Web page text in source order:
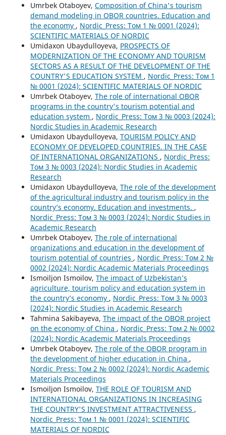
Umrbek Otaboyev, Composition of China's tourism
demand modeling in OBOR countries. Education and
the economy , Nordic_Press: Том 1 № 0001 (2024):
SCIENTIFIC MATERIALS OF NORDIC
Umidaxon Ubaydulloyeva, PROSPECTS OF
MODERNIZATION OF THE ECONOMY AND TOURISM
SECTORS AS A RESULT OF THE DEVELOPMENT OF THE
COUNTRY'S EDUCATION SYSTEM , Nordic_Press: Том 1
№ 0001 (2024): SCIENTIFIC MATERIALS OF NORDIC
Umrbek Otaboyev, The role of international OBOR
programs in the country's tourism potential and
education system , Nordic_Press: Том 3 № 0003 (2024):
Nordic Studies in Academic Research
Umidaxon Ubaydulloyeva, TOURISM POLICY AND
ECONOMY OF DEVELOPED COUNTRIES. IN THE CASE
OF INTERNATIONAL ORGANIZATIONS , Nordic_Press:
Том 3 № 0003 (2024): Nordic Studies in Academic
Research
Umidaxon Ubaydulloyeva, The role of the development
of the agricultural industry and tourism policy in the
country’s economy. Education and investments. ,
Nordic_Press: Том 3 № 0003 (2024): Nordic Studies in
Academic Research
Umrbek Otaboyev, The role of international
organizations and education in the development of
tourism potential of countries , Nordic_Press: Том 2 №
0002 (2024): Nordic Academic Materials Proceedings
Ismoiljon Ismoilov, The impact of Uzbekistan’s
agriculture, tourism policy and education system in
the country’s economy , Nordic_Press: Том 3 № 0003
(2024): Nordic Studies in Academic Research
Tahmina Sakibayeva, The impact of the OBOR project
on the economy of China , Nordic_Press: Том 2 № 0002
(2024): Nordic Academic Materials Proceedings
Umrbek Otaboyev, The role of the OBOR program in
the development of higher education in China ,
Nordic_Press: Том 2 № 0002 (2024): Nordic Academic
Materials Proceedings
Ismoiljon Ismoilov, THE ROLE OF TOURISM AND
INTERNATIONAL ORGANIZATIONS IN INCREASING
THE COUNTRY'S INVESTMENT ATTRACTIVENESS ,
Nordic_Press: Том 1 № 0001 (2024): SCIENTIFIC
MATERIALS OF NORDIC